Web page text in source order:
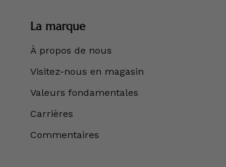
La marque
À propos de nous
Visitez-nous en magasin
Valeurs fondamentales
Carrières
Commentaires